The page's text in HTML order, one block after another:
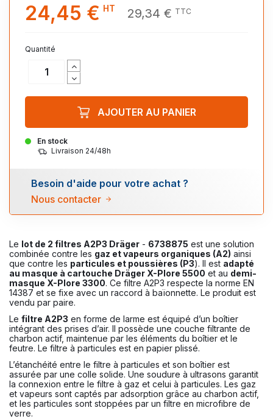
Le lot de 2 filtres A2P3 Dräger - 6738875 est une solution
combinée contre les gaz et vapeurs organiques (A2) ainsi
que contre les particules et poussières (P3). Il est adapté
au masque à cartouche Dräger X-Plore 5500 et au demi-
masque X-Plore 3300. Ce filtre A2P3 respecte la norme EN
14387 et se fixe avec un raccord à baïonnette. Le produit est
vendu par paire.
Le filtre A2P3 en forme de larme est équipé d’un boîtier
intégrant des prises d’air. Il possède une couche filtrante de
charbon actif, maintenue par les éléments du boîtier et le
feutre. Le filtre à particules est en papier plissé.
L’étanchéité entre le filtre à particules et son boîtier est
assurée par une colle solide. Une soudure à ultrasons garantit
la connexion entre le filtre à gaz et celui à particules. Les gaz
et vapeurs sont captés par adsorption grâce au charbon actif,
et les particules sont stoppées par un filtre en microfibre de
verre.
24,45 € HT 29,34 € TTC
Quantité
En stock
Livraison 24/48h
AJOUTER AU PANIER
Besoin d'aide pour votre achat ?
Nous contacter